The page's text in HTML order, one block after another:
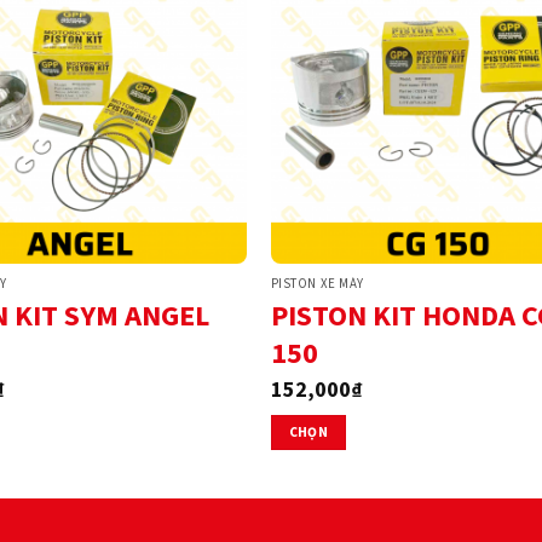
thể.
Các
tùy
chọn
có
thể
được
chọn
trang
sản
phẩm
KIT SYM ANGEL
PISTON XE MÁY
PISTON KIT HONDA
150
152,000₫
CHỌN